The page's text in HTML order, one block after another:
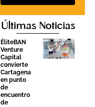
Últimas Noticias
ÉliteBAN
Venture
Capital
convierte
Cartagena
en punto
de
encuentro
de